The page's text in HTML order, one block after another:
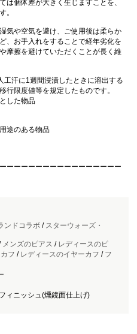
は個体差が大きく生じますことを、
。
気や空気を避け、ご使用後は柔らか
、お手入れをすることで経年劣化を
摩擦を避けていただくことが長く維
汗に1週間浸漬したときに溶出する
行限度値等を規定したものです。
した物品
途のある物品
ーーーーーーーーーーーーーーーー
ンドコラボ/ スターウォーズ・
メンズのピアス / レディースのピ
フ / レディースのイヤーカフ / フ
ィニッシュ(燻鏡面仕上げ)